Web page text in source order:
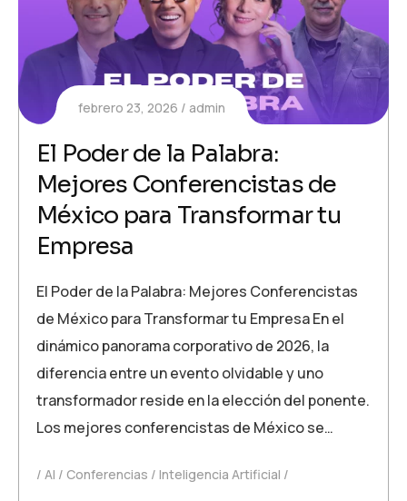
febrero 23, 2026 admin
El Poder de la Palabra:
Mejores Conferencistas de
México para Transformar tu
Empresa
El Poder de la Palabra: Mejores Conferencistas
de México para Transformar tu Empresa En el
dinámico panorama corporativo de 2026, la
diferencia entre un evento olvidable y uno
transformador reside en la elección del ponente.
Los mejores conferencistas de México se…
AI Conferencias Inteligencia Artificial